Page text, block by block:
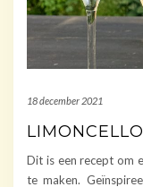
18 december 2021
Dit is een recept om
te maken.